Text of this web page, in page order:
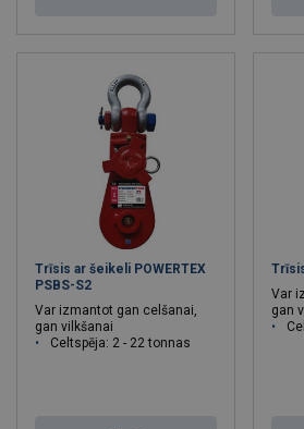
Trīsis ar šeikeli POWERTEX
PSBS-S2
Var izmantot gan celšanai,
gan vilkšanai
Celtspēja: 2 - 22 tonnas
Var
gan